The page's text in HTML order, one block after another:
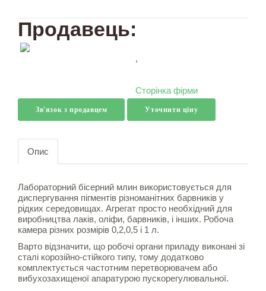
Продавець:
,
Сторінка фірми
Зв'язок з продавцем Уточнити ціну
Опис
Лабораторний бісерний млин використовується для
диспергування пігментів різноманітних барвників у
рідких середовищах. Агрегат просто необхідний для
виробництва лаків, оліфи, барвників, і інших. Робоча
камера різних розмірів 0,2,0,5 і 1 л.
Варто відзначити, що робочі органи приладу виконані зі
сталі корозійно-стійкого типу, тому додатково
комплектується частотним перетворювачем або
вибухозахищеної апаратурою пускорегулювальної.